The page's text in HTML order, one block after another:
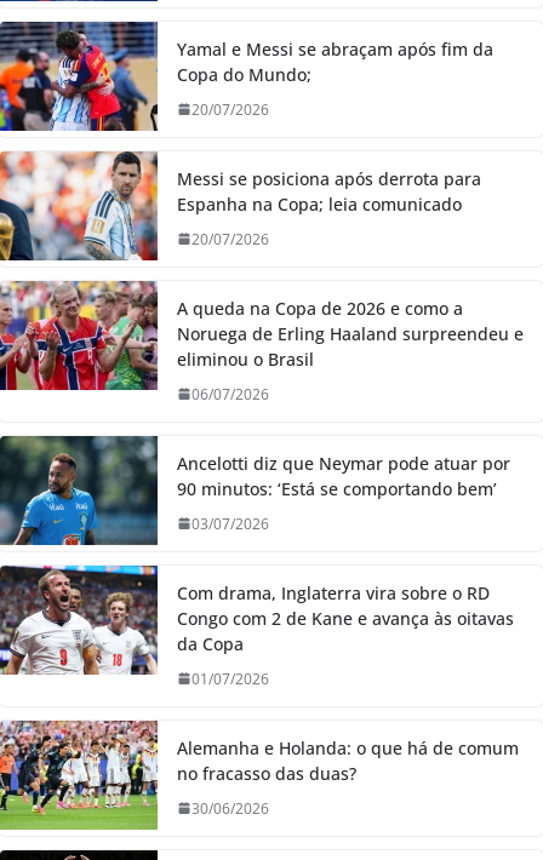
Yamal e Messi se abraçam após fim da
Copa do Mundo;
20/07/2026
Messi se posiciona após derrota para
Espanha na Copa; leia comunicado
20/07/2026
A queda na Copa de 2026 e como a
Noruega de Erling Haaland surpreendeu e
eliminou o Brasil
06/07/2026
Ancelotti diz que Neymar pode atuar por
90 minutos: ‘Está se comportando bem’
03/07/2026
Com drama, Inglaterra vira sobre o RD
Congo com 2 de Kane e avança às oitavas
da Copa
01/07/2026
Alemanha e Holanda: o que há de comum
no fracasso das duas?
30/06/2026